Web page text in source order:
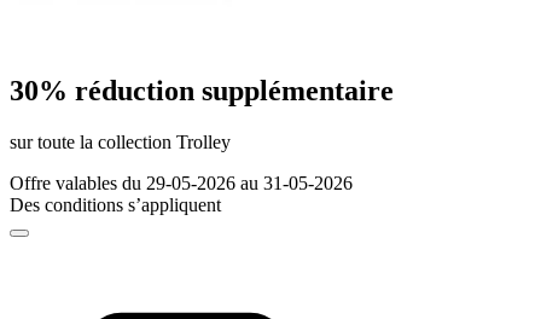
30% réduction supplémentaire
sur toute la collection Trolley
Offre valables du 29-05-2026 au 31-05-2026
Des conditions s’appliquent